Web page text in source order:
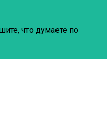
что думаете по